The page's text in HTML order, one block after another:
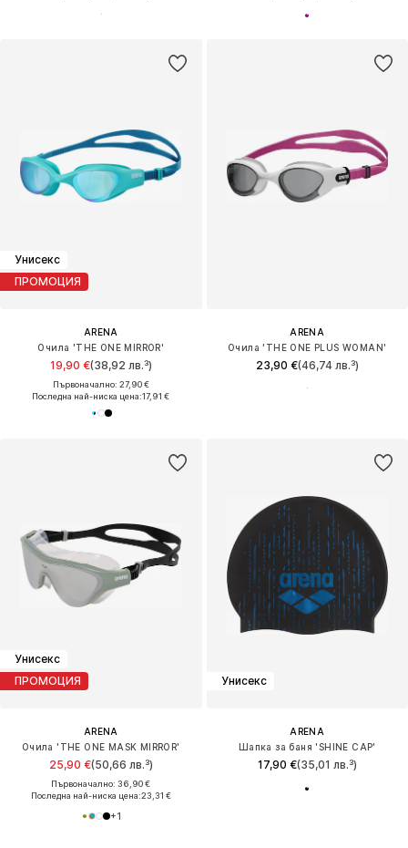
Унисекс
ПРОМОЦИЯ
ARENA
Очила 'THE ONE MIRROR'
19,90 €(38,92 лв.³)
Първоначално: 27,90 €
Последна най-ниска цена:17,91 €
ARENA
Очила 'THE ONE PLUS WOMAN'
23,90 €(46,74 лв.³)
Унисекс
ПРОМОЦИЯ
ARENA
Очила 'THE ONE MASK MIRROR'
25,90 €(50,66 лв.³)
Първоначално: 36,90 €
Последна най-ниска цена:23,31 €
+1
Унисекс
ARENA
Шапка за баня 'SHINE CAP'
17,90 €(35,01 лв.³)